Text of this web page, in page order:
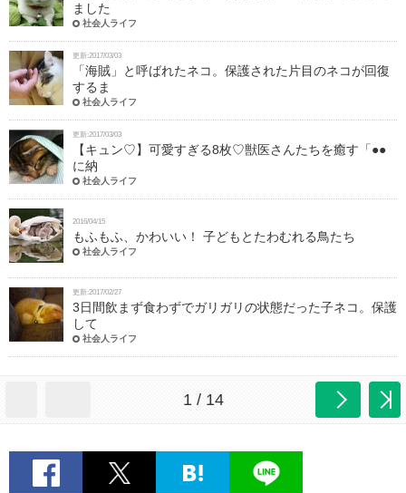
ました
社会人ライフ
更新:2017/03/03
「海賊」と呼ばれたネコ。保護された片目のネコが回復
するま
社会人ライフ
更新:2017/03/03
【キュン♡】可愛すぎる8枚♡獣医さんたちを癒す「●●
に納
社会人ライフ
2016/04/15
もふもふ、かわいい！ 子どもとたわむれる鳥たち
社会人ライフ
更新:2017/02/27
3日間飲まず食わずでガリガリの状態だった子ネコ。保護
して
社会人ライフ
1 / 14